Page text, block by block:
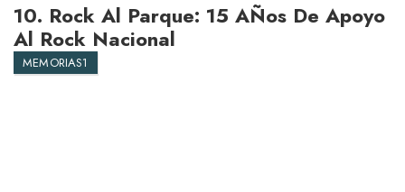
10. Rock Al Parque: 15 AÑos De Apoyo
Al Rock Nacional
MEMORIAS1